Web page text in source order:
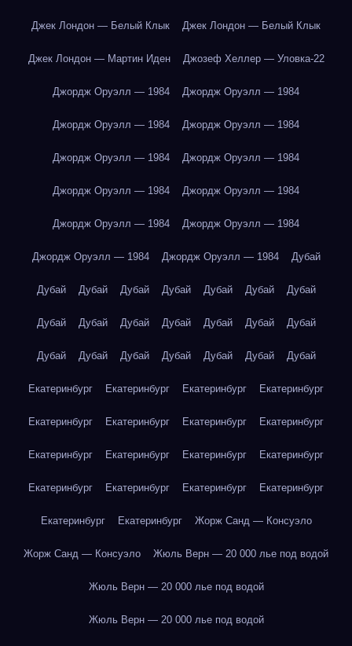
Джек Лондон — Белый Клык Джек Лондон — Белый Клык
Джек Лондон — Мартин Иден Джозеф Хеллер — Уловка-22
Джордж Оруэлл — 1984 Джордж Оруэлл — 1984
Джордж Оруэлл — 1984 Джордж Оруэлл — 1984
Джордж Оруэлл — 1984 Джордж Оруэлл — 1984
Джордж Оруэлл — 1984 Джордж Оруэлл — 1984
Джордж Оруэлл — 1984 Джордж Оруэлл — 1984
Джордж Оруэлл — 1984 Джордж Оруэлл — 1984 Дубай
Дубай Дубай Дубай Дубай Дубай Дубай Дубай
Дубай Дубай Дубай Дубай Дубай Дубай Дубай
Дубай Дубай Дубай Дубай Дубай Дубай Дубай
Екатеринбург Екатеринбург Екатеринбург Екатеринбург
Екатеринбург Екатеринбург Екатеринбург Екатеринбург
Екатеринбург Екатеринбург Екатеринбург Екатеринбург
Екатеринбург Екатеринбург Екатеринбург Екатеринбург
Екатеринбург Екатеринбург Жорж Санд — Консуэло
Жорж Санд — Консуэло Жюль Верн — 20 000 лье под водой
Жюль Верн — 20 000 лье под водой
Жюль Верн — 20 000 лье под водой